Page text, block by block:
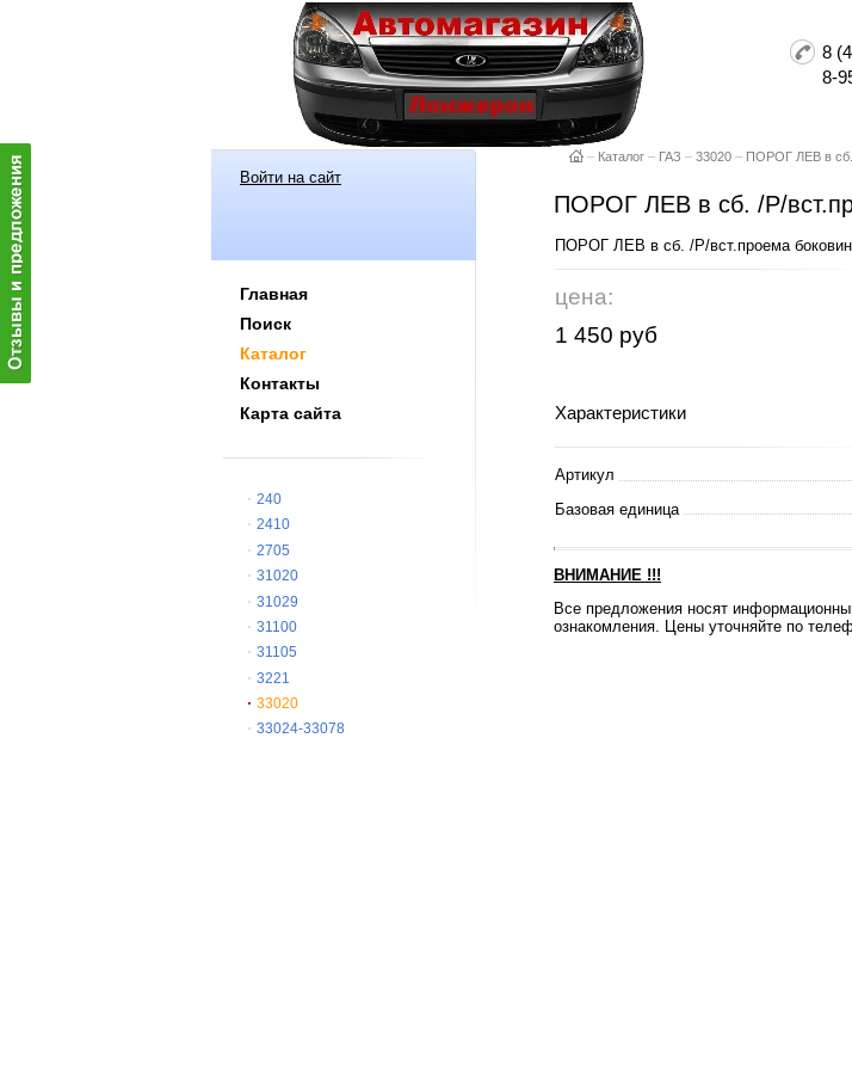
8
8-
Войти на сайт
Главная
Поиск
Каталог
Контакты
Карта сайта
240
2410
2705
31020
31029
31100
31105
3221
33020
33024-33078
– Каталог – ГАЗ – 33020 – ПОРОГ ЛЕВ в
ПОРОГ ЛЕВ в сб. /Р/
ПОРОГ ЛЕВ в сб. /Р/вст.проема
цена:
1 450 руб
Характеристики
Артикул
Базовая единица
ВНИМАНИЕ !!!
Все предложения носят
ознакомления. Цены уточняйте по